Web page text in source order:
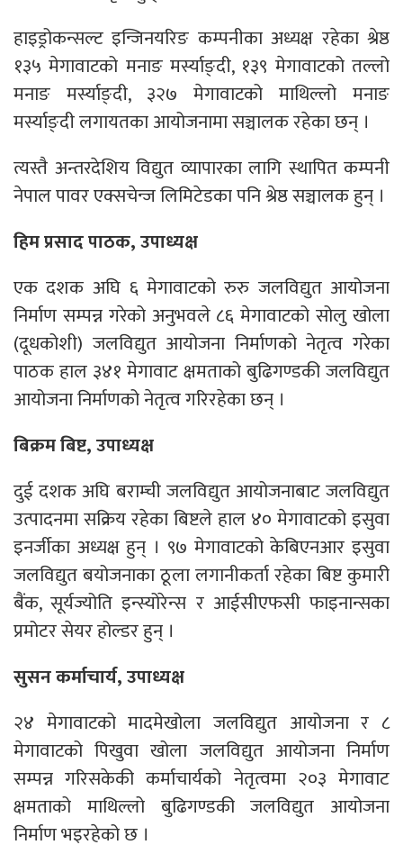
हाइड्रोकन्सल्ट इन्जिनयरिङ कम्पनीका अध्यक्ष रहेका श्रेष्ठ
१३५ मेगावाटको मनाङ मर्स्याङ्दी, १३९ मेगावाटको तल्लो
मनाङ मर्स्याङ्दी, ३२७ मेगावाटको माथिल्लो मनाङ
मर्स्याङ्दी लगायतका आयोजनामा सञ्चालक रहेका छन् ।
त्यस्तै अन्तरदेशिय विद्युत व्यापारका लागि स्थापित कम्पनी
नेपाल पावर एक्सचेन्ज लिमिटेडका पनि श्रेष्ठ सञ्चालक हुन् ।
हिम प्रसाद पाठक, उपाध्यक्ष
एक दशक अघि ६ मेगावाटको रुरु जलविद्युत आयोजना
निर्माण सम्पन्न गरेको अनुभवले ८६ मेगावाटको सोलु खोला
(दूधकोशी) जलविद्युत आयोजना निर्माणको नेतृत्व गरेका
पाठक हाल ३४१ मेगावाट क्षमताको बुढिगण्डकी जलविद्युत
आयोजना निर्माणको नेतृत्व गरिरहेका छन् ।
बिक्रम बिष्ट, उपाध्यक्ष
दुई दशक अघि बराम्ची जलविद्युत आयोजनाबाट जलविद्युत
उत्पादनमा सक्रिय रहेका बिष्टले हाल ४० मेगावाटको इसुवा
इनर्जीका अध्यक्ष हुन् । ९७ मेगावाटको केबिएनआर इसुवा
जलविद्युत बयोजनाका ठूला लगानीकर्ता रहेका बिष्ट कुमारी
बैंक, सूर्यज्योति इन्स्योरेन्स र आईसीएफसी फाइनान्सका
प्रमोटर सेयर होल्डर हुन् ।
सुसन कर्माचार्य, उपाध्यक्ष
२४ मेगावाटको मादमेखोला जलविद्युत आयोजना र ८
मेगावाटको पिखुवा खोला जलविद्युत आयोजना निर्माण
सम्पन्न गरिसकेकी कर्माचार्यको नेतृत्वमा २०३ मेगावाट
क्षमताको माथिल्लो बुढिगण्डकी जलविद्युत आयोजना
निर्माण भइरहेको छ ।